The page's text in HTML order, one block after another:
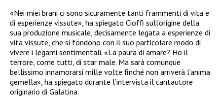
«Nei miei brani ci sono sicuramente tanti frammenti di vita e
di esperienze vissute», ha spiegato Cioffi sull’origine della
sua produzione musicale, decisamente legata a esperienze di
vita vissute, che si fondono con il suo particolare modo di
vivere i legami sentimentali. «La paura di amare? Ho il
terrore, come tutti, di star male. Ma sarà comunque
bellissimo innamorarsi mille volte finché non arriverà l’anima
gemella», ha spiegato durante l’intervista il cantautore
originario di Galatina.